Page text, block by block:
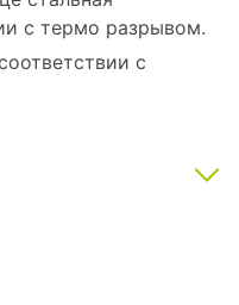
с термо разрывом.
с